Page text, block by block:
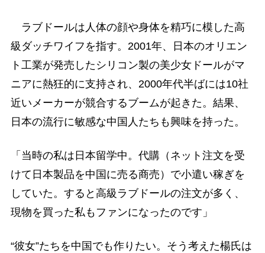
ラブドールは人体の顔や身体を精巧に模した高
級ダッチワイフを指す。2001年、日本のオリエン
ト工業が発売したシリコン製の美少女ドールがマ
ニアに熱狂的に支持され、2000年代半ばには10社
近いメーカーが競合するブームが起きた。結果、
日本の流行に敏感な中国人たちも興味を持った。
「当時の私は日本留学中。代購（ネット注文を受
けて日本製品を中国に売る商売）で小遣い稼ぎを
していた。すると高級ラブドールの注文が多く、
現物を買った私もファンになったのです」
“彼女”たちを中国でも作りたい。そう考えた楊氏は